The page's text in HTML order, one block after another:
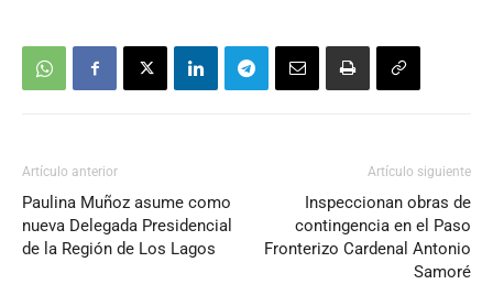
Artículo anterior
Paulina Muñoz asume como
nueva Delegada Presidencial
de la Región de Los Lagos
Artículo siguiente
Inspeccionan obras de
contingencia en el Paso
Fronterizo Cardenal Antonio
Samoré